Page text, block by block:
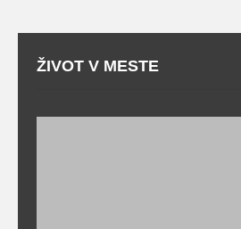
ŽIVOT V MESTE